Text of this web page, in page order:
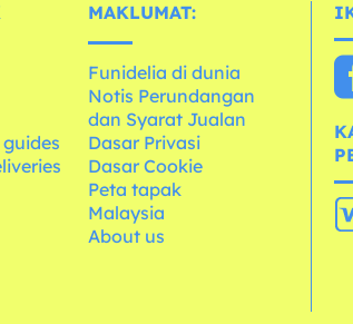
MAKLUMAT:
Funidelia di dunia
Notis Perundangan
dan Syarat Jualan
Dasar Privasi
Dasar Cookie
Peta tapak
Malaysia
About us